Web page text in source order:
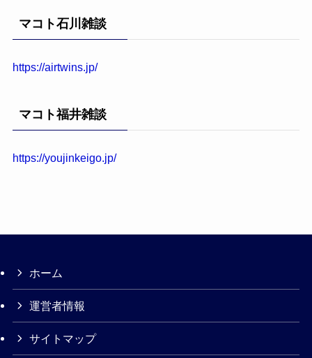
マコト石川雑談
https://airtwins.jp/
マコト福井雑談
https://youjinkeigo.jp/
ホーム
運営者情報
サイトマップ